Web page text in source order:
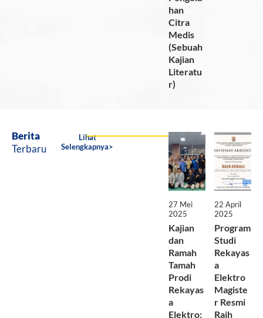
han
Citra
Medis
(Sebuah
Kajian
Literatu
r)
Berita
Terbaru
Lihat
Selengkapnya>
27 Mei
2025
Kajian
dan
Ramah
Tamah
Prodi
Rekayas
a
Elektro:
22 April
2025
Program
Studi
Rekayas
a
Elektro
Magiste
r Resmi
Raih